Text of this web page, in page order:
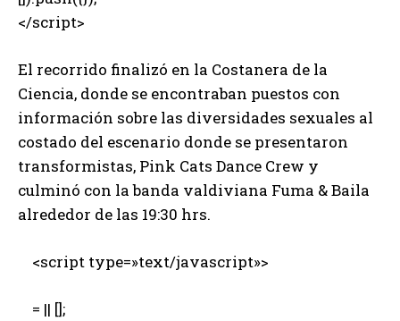
</script>
El recorrido finalizó en la Costanera de la
Ciencia, donde se encontraban puestos con
información sobre las diversidades sexuales al
costado del escenario donde se presentaron
transformistas, Pink Cats Dance Crew y
culminó con la banda valdiviana Fuma & Baila
alrededor de las 19:30 hrs.
<script type=»text/javascript»>
= || [];